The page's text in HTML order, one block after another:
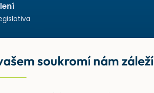
soukromí nám záleží